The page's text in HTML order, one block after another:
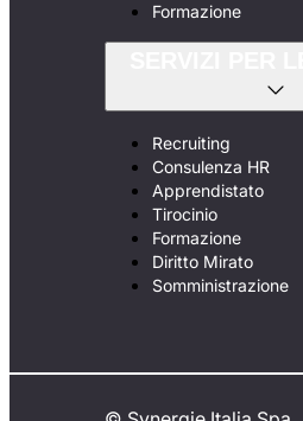
Formazione
Recruiting
Consulenza HR
Apprendistato
Tirocinio
Formazione
Diritto Mirato
Somministrazione